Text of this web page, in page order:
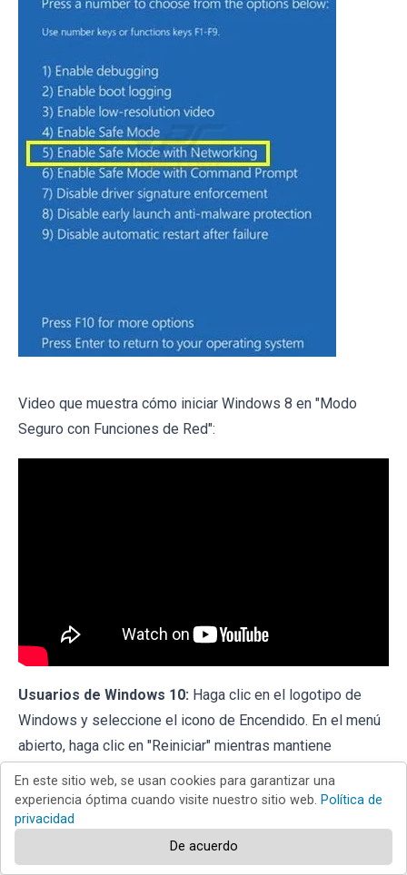
Video que muestra cómo iniciar Windows 8 en "Modo
Seguro con Funciones de Red":
Usuarios de Windows 10: Haga clic en el logotipo de
Windows y seleccione el icono de Encendido. En el menú
abierto, haga clic en "Reiniciar" mientras mantiene
presionado el botón "Shift" en su teclado. En la ventana
"Elija una opción", haga clic en "Solucionar Problemas",
luego seleccione "Opciones Avanzadas". En el menú de
opciones avanzadas, seleccione "Configuración de Inicio"
En este sitio web, se usan cookies para garantizar una
experiencia óptima cuando visite nuestro sitio web. Política de
privacidad
De acuerdo